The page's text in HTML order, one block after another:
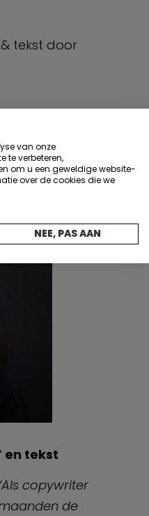
tekst door
en tekst
copywriter
de
van onze
te verbeteren,
om u een geweldige website-
over de cookies die we
NEE, PAS AAN